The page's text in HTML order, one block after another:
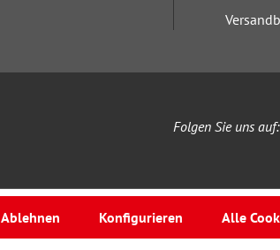
Folgen Sie uns auf:
Ablehnen Konfigurieren Alle